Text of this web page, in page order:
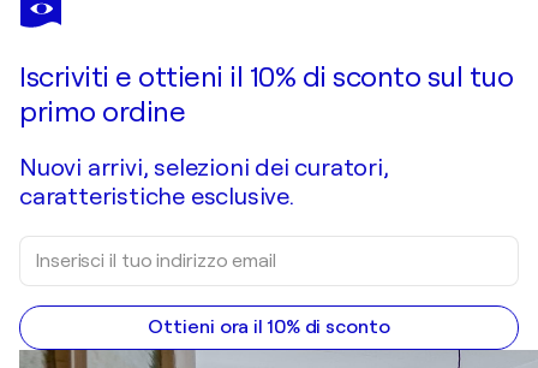
Iscriviti e ottieni il 10% di sconto sul tuo
primo ordine
Nuovi arrivi, selezioni dei curatori,
caratteristiche esclusive.
Ottieni ora il 10% di sconto